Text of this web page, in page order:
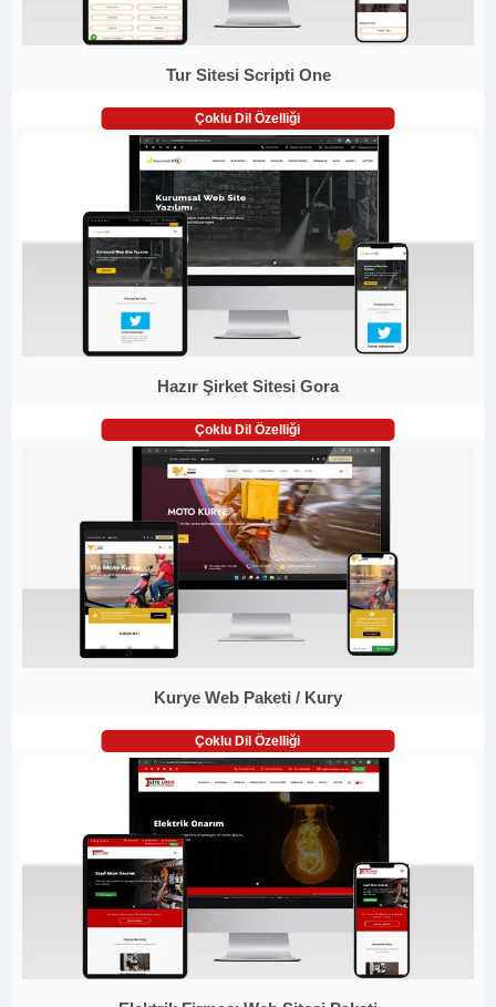
Tur Sitesi Scripti One
Çoklu Dil Özelliği
Hazır Şirket Sitesi Gora
Çoklu Dil Özelliği
Kurye Web Paketi / Kury
Çoklu Dil Özelliği